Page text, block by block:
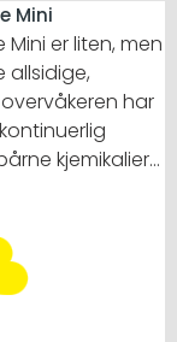
Mini
Mini er liten, men
allsidige,
har
kjemikalier
for å
og minske
har på